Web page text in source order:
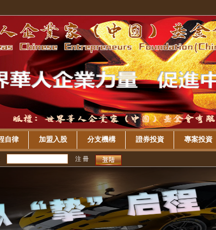
自律 加盟入股 分支機構 證券投資 專案投資
注 冊